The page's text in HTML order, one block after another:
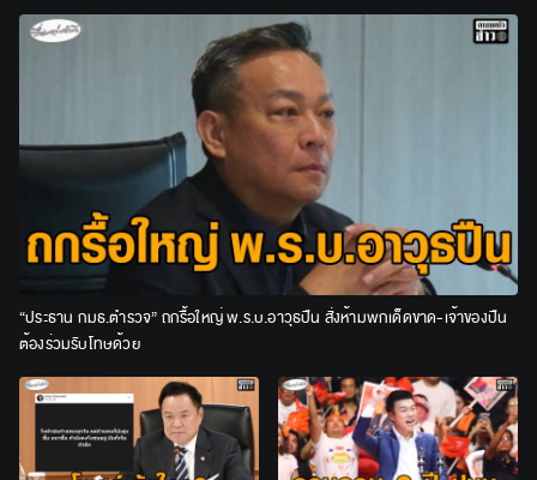
“ประธาน กมธ.ตำรวจ” ถกรื้อใหญ่ พ.ร.บ.อาวุธปืน สั่งห้ามพกเด็ดขาด-เจ้าของปืน
ต้องร่วมรับโทษด้วย